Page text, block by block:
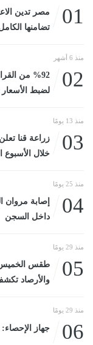
01
مصر تدين
تضامنها
منذ 6 أشهر
02
%92 من
لضبط
منذ 13 يومًا
03
زراعة قنا
خلال الأسبوع
منذ 25 يومًا
04
إصابة مروان
داخل السجن
منذ 29 يومًا
05
والأرصاد تكشف
منذ 29 يومًا
06 جهاز الإحصاء: - 0.9% معدل التضخم الشهرى لشهر